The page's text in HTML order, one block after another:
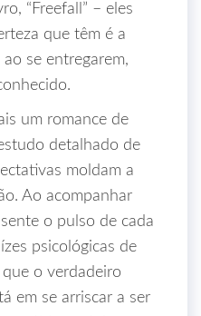
“Freefall” – eles
que têm é a
se entregarem,
um romance de
detalhado de
moldam a
Ao acompanhar
o pulso de cada
psicológicas de
o verdadeiro
em se arriscar a ser